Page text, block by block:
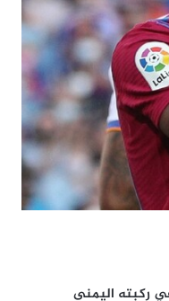
ركبته اليمنى